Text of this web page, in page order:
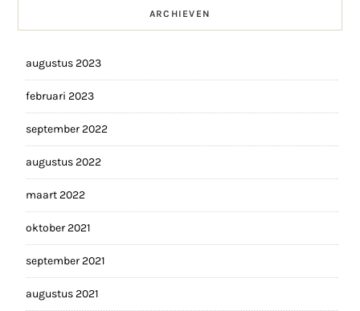
ARCHIEVEN
augustus 2023
februari 2023
september 2022
augustus 2022
maart 2022
oktober 2021
september 2021
augustus 2021